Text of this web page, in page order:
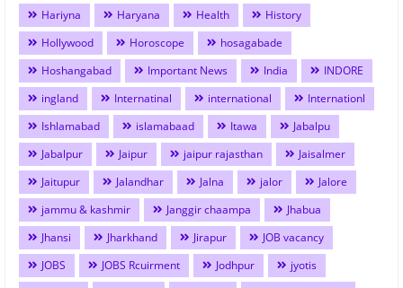
Hariyna
Haryana Health
History
Hollywood
Horoscope
hosagabade
Hoshangabad
Important News India
INDORE
ingland
Internatinal international
Internationl
Ishlamabad
islamabaad Itawa
Jabalpu
Jabalpur
Jaipur jaipur rajasthan
Jaisalmer
Jaitupur
Jalandhar Jalna jalor
Jalore
jammu & kashmir
Janggir chaampa
Jhabua
Jhansi
Jharkhand Jirapur
JOB vacancy
JOBS
JOBS Rcuirment Jodhpur
jyotis